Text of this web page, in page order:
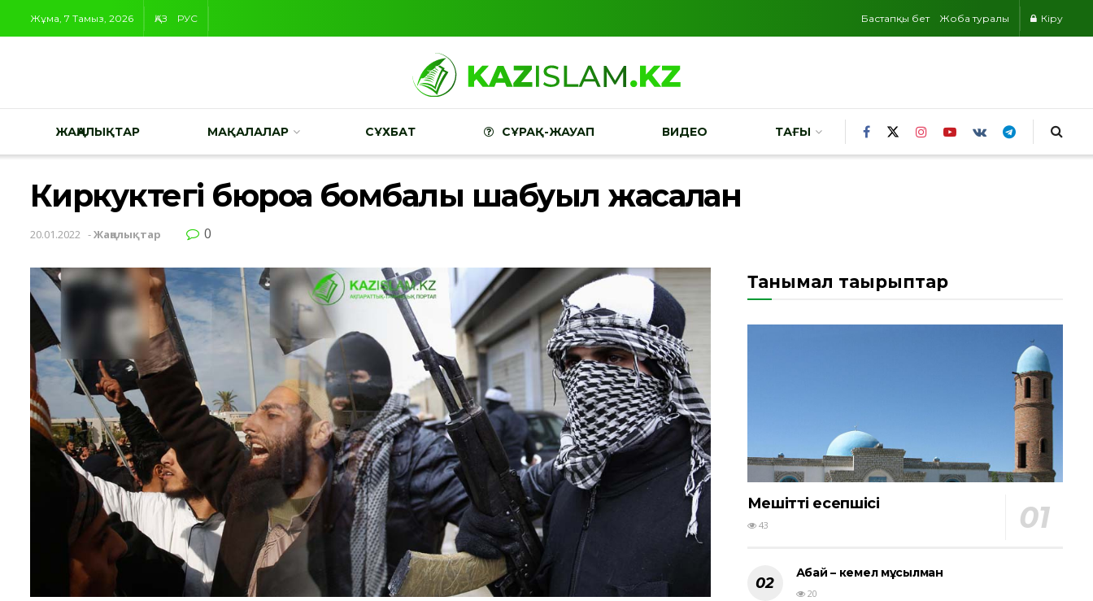
Жұма, 7 Тамыз, 2026 ҚАЗ РУС Бастапқы бет Жоба туралы Кіру
ЖАҢАЛЫҚТАР МАҚАЛАЛАР СҰХБАТ СҰРАҚ-ЖАУАП ВИДЕО ТАҒЫ
Киркуктегі бюроға бомбалы шабуыл жасалған
20.01.2022 -Жаңалықтар 0
Танымал тақырыптар
Мешіттің есепшісі
43
Абай – кемел мұсылман
20